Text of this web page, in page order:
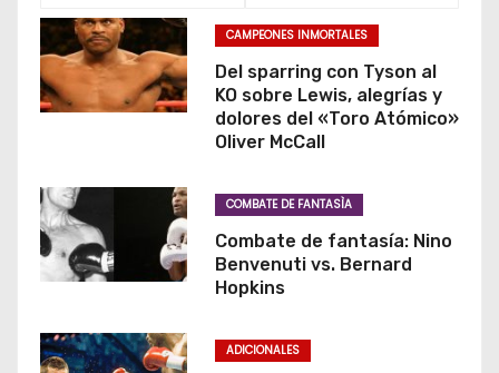
n
d
e
t
a
CAMPEONES INMORTALES
Del sparring con Tyson al
KO sobre Lewis, alegrías y
dolores del «Toro Atómico»
Oliver McCall
COMBATE DE FANTASÌA
Combate de fantasía: Nino
Benvenuti vs. Bernard
Hopkins
ADICIONALES